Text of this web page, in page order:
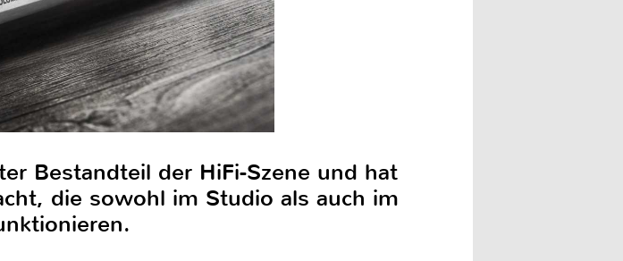
Bestandteil der HiFi-Szene und hat
die sowohl im Studio als auch im